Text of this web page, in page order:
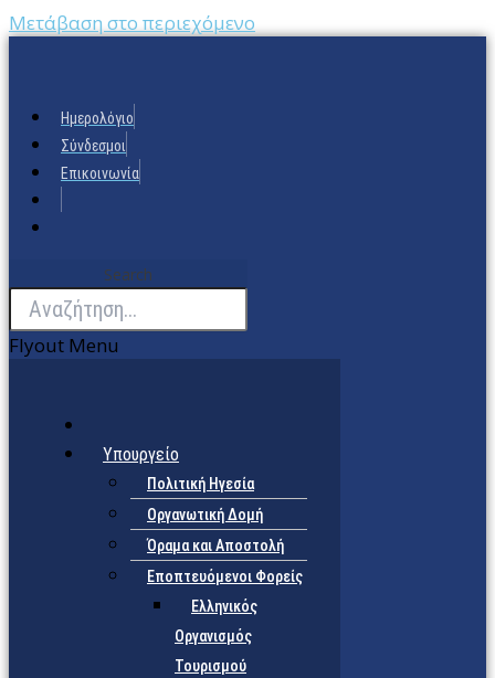
Μετάβαση στο περιεχόμενο
Ημερολόγιο
Σύνδεσμοι
Επικοινωνία
Search
Flyout Menu
Υπουργείο
Πολιτική Ηγεσία
Οργανωτική Δομή
Όραμα και Αποστολή
Εποπτευόμενοι Φορείς
Eλληνικός
Οργανισμός
Τουρισμού